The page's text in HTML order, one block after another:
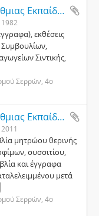
Αρχείο 4ου Γραφείου Πρωτοβάθμιας Εκπαίδευσης Σερρών
εκθέσεις
Σιντικής,
Σερρών, 4ο
Αρχείο 4ου Γραφείου Πρωτοβάθμιας Εκπαίδευσης Σερρών
μητρώου θερινής
συσσιτίου,
και έγγραφα
μετά
Σερρών, 4ο